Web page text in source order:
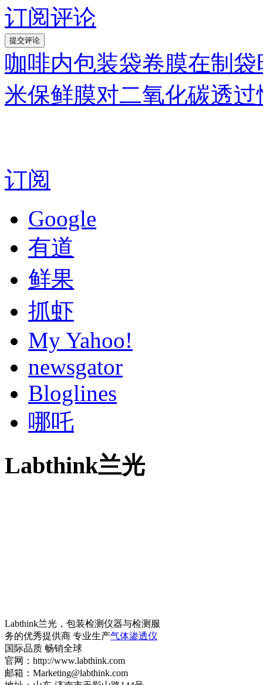
订阅评论
咖啡内包装袋卷膜在制
米保鲜膜对二氧化碳透
订阅
Google
有道
鲜果
抓虾
My Yahoo!
newsgator
Bloglines
哪吒
Labthink兰光
Labthink兰光，包装检测仪器与检测服
务的优秀提供商 专业生产气体渗透仪
国际品质 畅销全球
官网：http://www.labthink.com
邮箱：Marketing@labthink.com